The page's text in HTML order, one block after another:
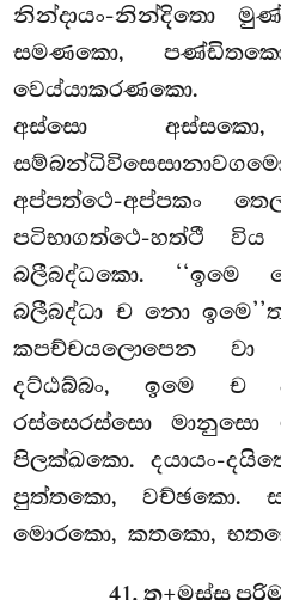
නින්දායං-නින්දිතො
සමණකො,
වෙය්යාකරණකො.
අස්සො අස්සකො,
අප්පත්ථෙ-අප්පකං
පටිභාගත්ථෙ-හත්ථී
බලීබද්ධකො. ‘‘ඉමෙ
බලීබද්ධා ච නො
කපච්චයලොපෙන වා
දට්ඨබ්බං, ඉමෙ ච
රස්සෙරස්සො
පිලක්ඛකො. දයායං-
පුත්තකො, වච්ඡකො.
මොරකො, කතකො,
41. ත+මස්ස